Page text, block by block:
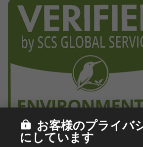
お客様のプライバ
にしています